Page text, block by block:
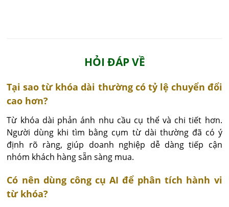
HỎI ĐÁP VỀ
Tại sao từ khóa dài thường có tỷ lệ chuyển đổi
cao hơn?
Từ khóa dài phản ánh nhu cầu cụ thể và chi tiết hơn.
Người dùng khi tìm bằng cụm từ dài thường đã có ý
định rõ ràng, giúp doanh nghiệp dễ dàng tiếp cận
nhóm khách hàng sẵn sàng mua.
Có nên dùng công cụ AI để phân tích hành vi
từ khóa?